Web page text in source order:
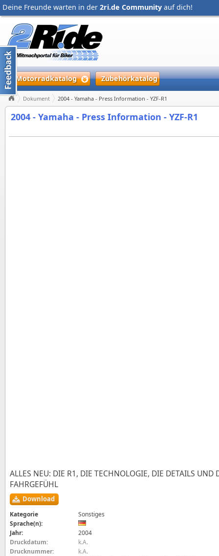
Deine Freunde warten in der 2ri.de Community auf dich!
Motorradkatalog Zubehörkatalog
Dokument 2004 - Yamaha - Press Information - YZF-R1
2004 - Yamaha - Press Information - YZF-R1
ALLES NEU: DIE R1, DIE TECHNOLOGIE, DIE DETAILS UND
FAHRGEFÜHL
Download
Kategorie
Sonstiges
Sprache(n):
Jahr:
2004
Druckdatum:
k.A.
Drucknummer:
k.A.